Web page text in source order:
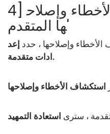
4] ضمن 'استكشاف الأخطاء وإصلاح
ها المتقدم'
وإصلاحها ، حدد إعد
ادات متقدمة.
، سترى